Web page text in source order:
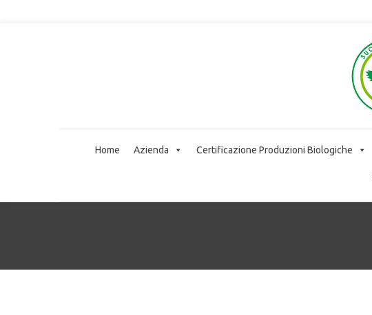
Home Azienda Certificazione Produzioni Biologiche